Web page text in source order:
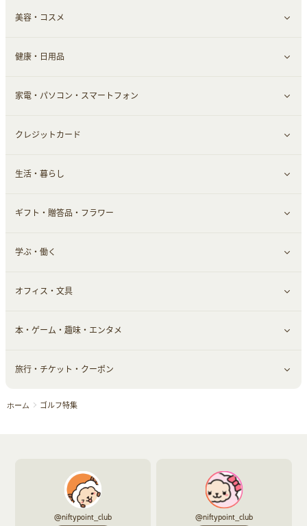
デパート・スーパー
ファッション
インナー・下着
靴・フットウェア
小物・かばん
スーツ・フォーマル
すべて見る
グルメ
ドリンク
お酒
食材宅配
美容・コスメ
すべて見る
スキンケア
メイクアップ
ヘアケア
メンズ美容
美容・ダイエット用品
脱毛用品
美容食品
健康・日用品
すべて見る
健康食品｜青汁・飲料
健康食品｜乳酸菌・ケフィア
健康食品｜その他
スポーツ・フィットネス
日用品・薬局・からだ
家電・パソコン・スマートフォン
すべて見る
家電・パソコン・ソフトウェア
スマホ・携帯電話・SIM
クレジットカード
すべて見る
クレジットカード
生活・暮らし
すべて見る
車情報・カーシェア・レンタル
お役立ち
生活雑貨・家具インテリア
赤ちゃん・こども・マタニティ
ペット
ギフト・贈答品・フラワー
すべて見る
ギフト・贈答品
フラワー
学ぶ・働く
すべて見る
習い事・学習・学校
オフィス・文具
すべて見る
オフィス・文具
本・ゲーム・趣味・エンタメ
すべて見る
ゲーム・趣味
旅行・チケット・クーポン
すべて見る
チケット・クーポン・チラシ
ホーム ゴルフ特集
@niftypoint_club @niftypoint_club